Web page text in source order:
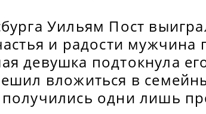
Уильям Пост
и радости мужчина
девушка подтокнула
вложиться в
одни лишь